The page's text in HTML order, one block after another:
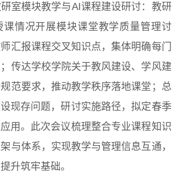
简介 现任领导 各系介绍
政 院工会 教授委员会
室模块教学与AI课程建设研讨：教研
课情况开展模块课堂教学质量管理讨
汇报课程交叉知识点，集体明确每门
传达学校学院关于教风建设、学风建
范要求，推动教学秩序落地课堂；总
现存问题，研讨实施路径，拟定春季
用。此次会议梳理整合专业课程知识
与体系，实现教学与管理信息互通，
升筑牢基础。